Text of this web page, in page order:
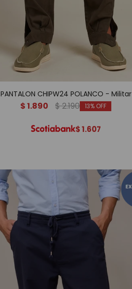
PANTALON CHIPW24 POLANCO - Militar
$1.890 $2.190 13
$1.607